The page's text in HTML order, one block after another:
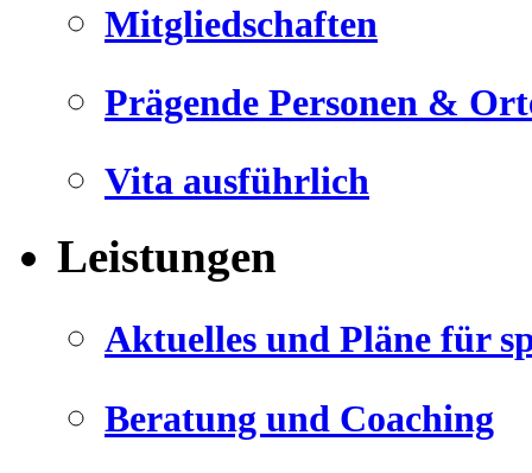
Mitgliedschaften
Prägende Personen &
Vita ausführlich
Leistungen
Aktuelles und Pläne für
Beratung und Coaching